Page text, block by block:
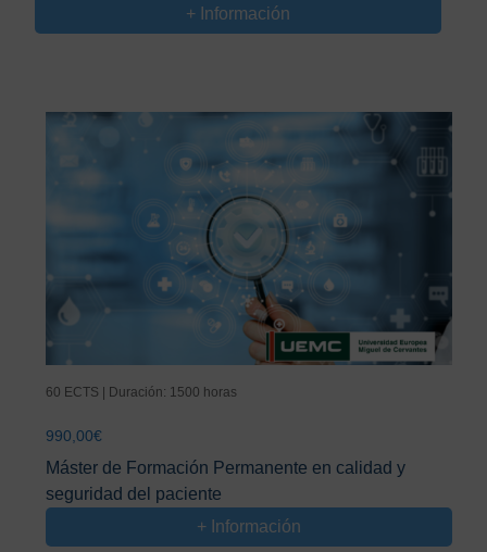
575,00€.+ Información
60 ECTS | Duración: 1500 horas
990,00€
Máster de Formación Permanente en calidad y
seguridad del paciente
+ Información